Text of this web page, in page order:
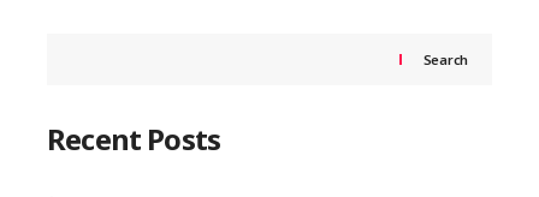
Search
Recent Posts